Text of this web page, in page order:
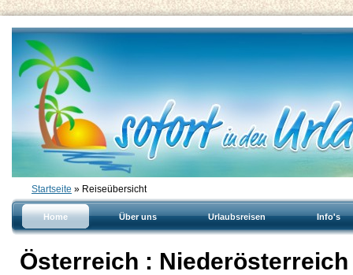
Startseite » Reiseübersicht
Home Über uns Urlaubsreisen Info's
Österreich :